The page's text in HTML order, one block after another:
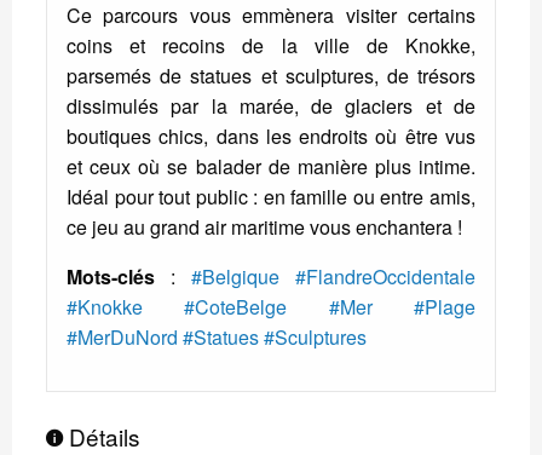
Ce parcours vous emmènera visiter certains
coins et recoins de la ville de Knokke,
parsemés de statues et sculptures, de trésors
dissimulés par la marée, de glaciers et de
boutiques chics, dans les endroits où être vus
et ceux où se balader de manière plus intime.
Idéal pour tout public : en famille ou entre amis,
ce jeu au grand air maritime vous enchantera !
Mots-clés : #Belgique #FlandreOccidentale
#Knokke
#CoteBelge #Mer
#Plage
#MerDuNord #Statues#Sculptures
Détails